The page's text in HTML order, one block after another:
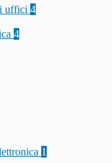
uffici 4
4
1